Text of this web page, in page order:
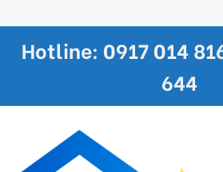
Hotline: 0917 014
644